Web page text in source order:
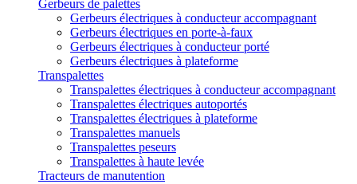
Gerbeurs de palettes
Gerbeurs électriques à conducteur accompagnant
Gerbeurs électriques en porte-à-faux
Gerbeurs électriques à conducteur porté
Gerbeurs électriques à plateforme
Transpalettes
Transpalettes électriques à conducteur accompagnant
Transpalettes électriques autoportés
Transpalettes électriques à plateforme
Transpalettes manuels
Transpalettes peseurs
Transpalettes à haute levée
Tracteurs de manutention